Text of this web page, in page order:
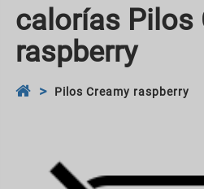
calorías Pilos
raspberry
Pilos Creamy raspberry